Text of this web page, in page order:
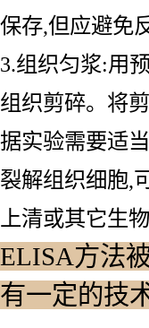
保存,但应避免
3.组织匀浆:用
组织剪碎。将
据实验需要适
裂解组织细胞,
上清或其它生
ELISA方法
有一定的技